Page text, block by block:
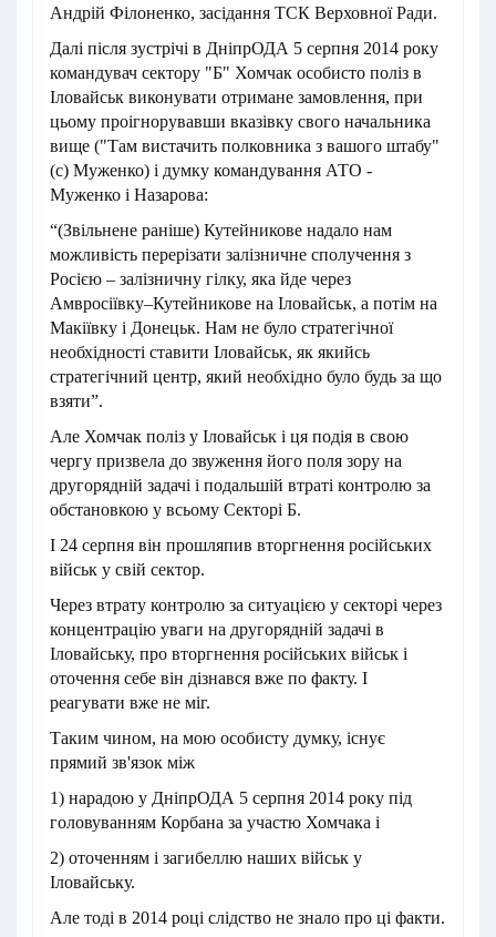
Андрій Філоненко, засідання ТСК Верховної Ради.
Далі після зустрічі в ДніпрОДА 5 серпня 2014 року
командувач сектору "Б" Хомчак особисто поліз в
Іловайськ виконувати отримане замовлення, при
цьому проігнорувавши вказівку свого начальника
вище ("Там вистачить полковника з вашого штабу"
(с) Муженко) і думку командування АТО -
Муженко і Назарова:
“(Звільнене раніше) Кутейникове надало нам
можливість перерізати залізничне сполучення з
Росією – залізничну гілку, яка йде через
Амвросіївку–Кутейникове на Іловайськ, а потім на
Макіївку і Донецьк. Нам не було стратегічної
необхідності ставити Іловайськ, як якийсь
стратегічний центр, який необхідно було будь за що
взяти”.
Але Хомчак поліз у Іловайськ і ця подія в свою
чергу призвела до звуження його поля зору на
другорядній задачі і подальшій втраті контролю за
обстановкою у всьому Секторі Б.
І 24 серпня він прошляпив вторгнення російських
військ у свій сектор.
Через втрату контролю за ситуацією у секторі через
концентрацію уваги на другорядній задачі в
Іловайську, про вторгнення російських військ і
оточення себе він дізнався вже по факту. І
реагувати вже не міг.
Таким чином, на мою особисту думку, існує
прямий зв'язок між
1) нарадою у ДніпрОДА 5 серпня 2014 року під
головуванням Корбана за участю Хомчака і
2) оточенням і загибеллю наших військ у
Іловайську.
Але тоді в 2014 році слідство не знало про ці факти.